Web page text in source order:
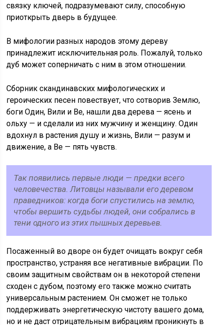
связку ключей, подразумевают силу, способную
приоткрыть дверь в будущее.
В мифологии разных народов этому дереву
принадлежит исключительная роль. Пожалуй, только
дуб может соперничать с ним в этом отношении.
Сборник скандинавских мифологических и
героических песен повествует, что сотворив Землю,
боги Один, Вили и Be, нашли два дерева — ясень и
ольху — и сделали из них мужчину и женщину. Один
вдохнул в растения душу и жизнь, Вили — разум и
движение, a Be — пять чувств.
Так появились первые люди — предки всего
человечества. Литовцы называли его деревом
праведников: когда боги спустились на землю,
чтобы вершить судьбы людей, они собрались в
тени одного из этих пышных деревьев.
Посаженный во дворе он будет очищать вокруг себя
пространство, устраняя все негативные вибрации. По
своим защитным свойствам он в некоторой степени
сходен с дубом, поэтому его также можно считать
универсальным растением. Он сможет не только
поддерживать энергетическую чистоту вашего дома,
но и не даст отрицательным вибрациям проникнуть в